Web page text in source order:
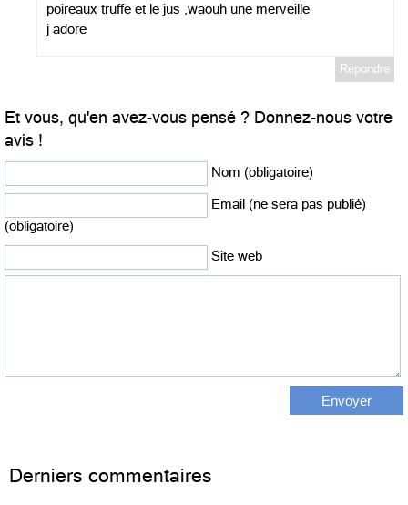
poireaux truffe et le jus ,waouh une merveille
j adore
Répondre
Et vous, qu'en avez-vous pensé ? Donnez-nous votre
avis !
Nom (obligatoire)
Email (ne sera pas publié)
(obligatoire)
Site web
Derniers commentaires